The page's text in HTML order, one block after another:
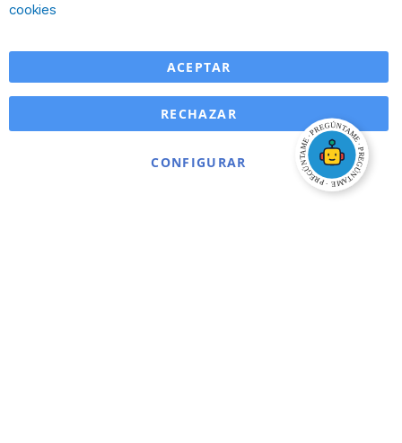
cookies
ACEPTAR
CONFIGURAR
RECHAZAR